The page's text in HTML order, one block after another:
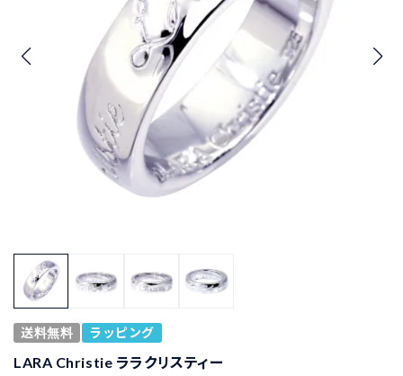
送料無料 ラッピング
LARA Christie ララクリスティー